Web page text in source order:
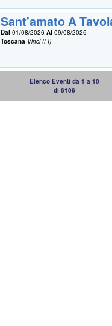
Sant'amato A
Dal 01/08/2026Al 09/08/2026
Toscana Vinci (FI)
Elenco Eventi da 1 a 10
di 6106